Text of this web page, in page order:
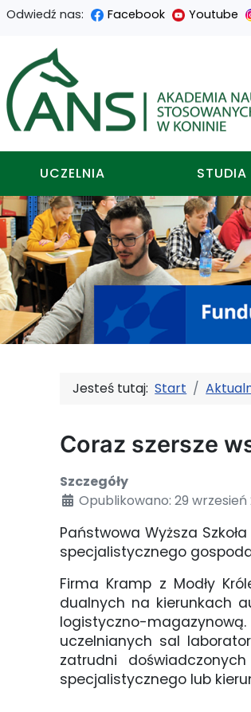
Przejdź
do
treści
głównej
Przejdź
do
menu
nawigacyjnego
Przejdź
do
wyszukiwarki
Przejdź
do
mapy
strony
Odwiedź nas: Facebook Youtube
Akademia nauk
UCZELNIA STUDIA
Jesteś tutaj:Start
Coraz szersze
Szczegóły
Opublikowano: 29 wrzesień
Państwowa Wyższa
specjalistycznego
Firma Kramp z Modły
dualnych na kierunkach
logistyczno-
uczelnianych sal
zatrudni
specjalistycznego lub